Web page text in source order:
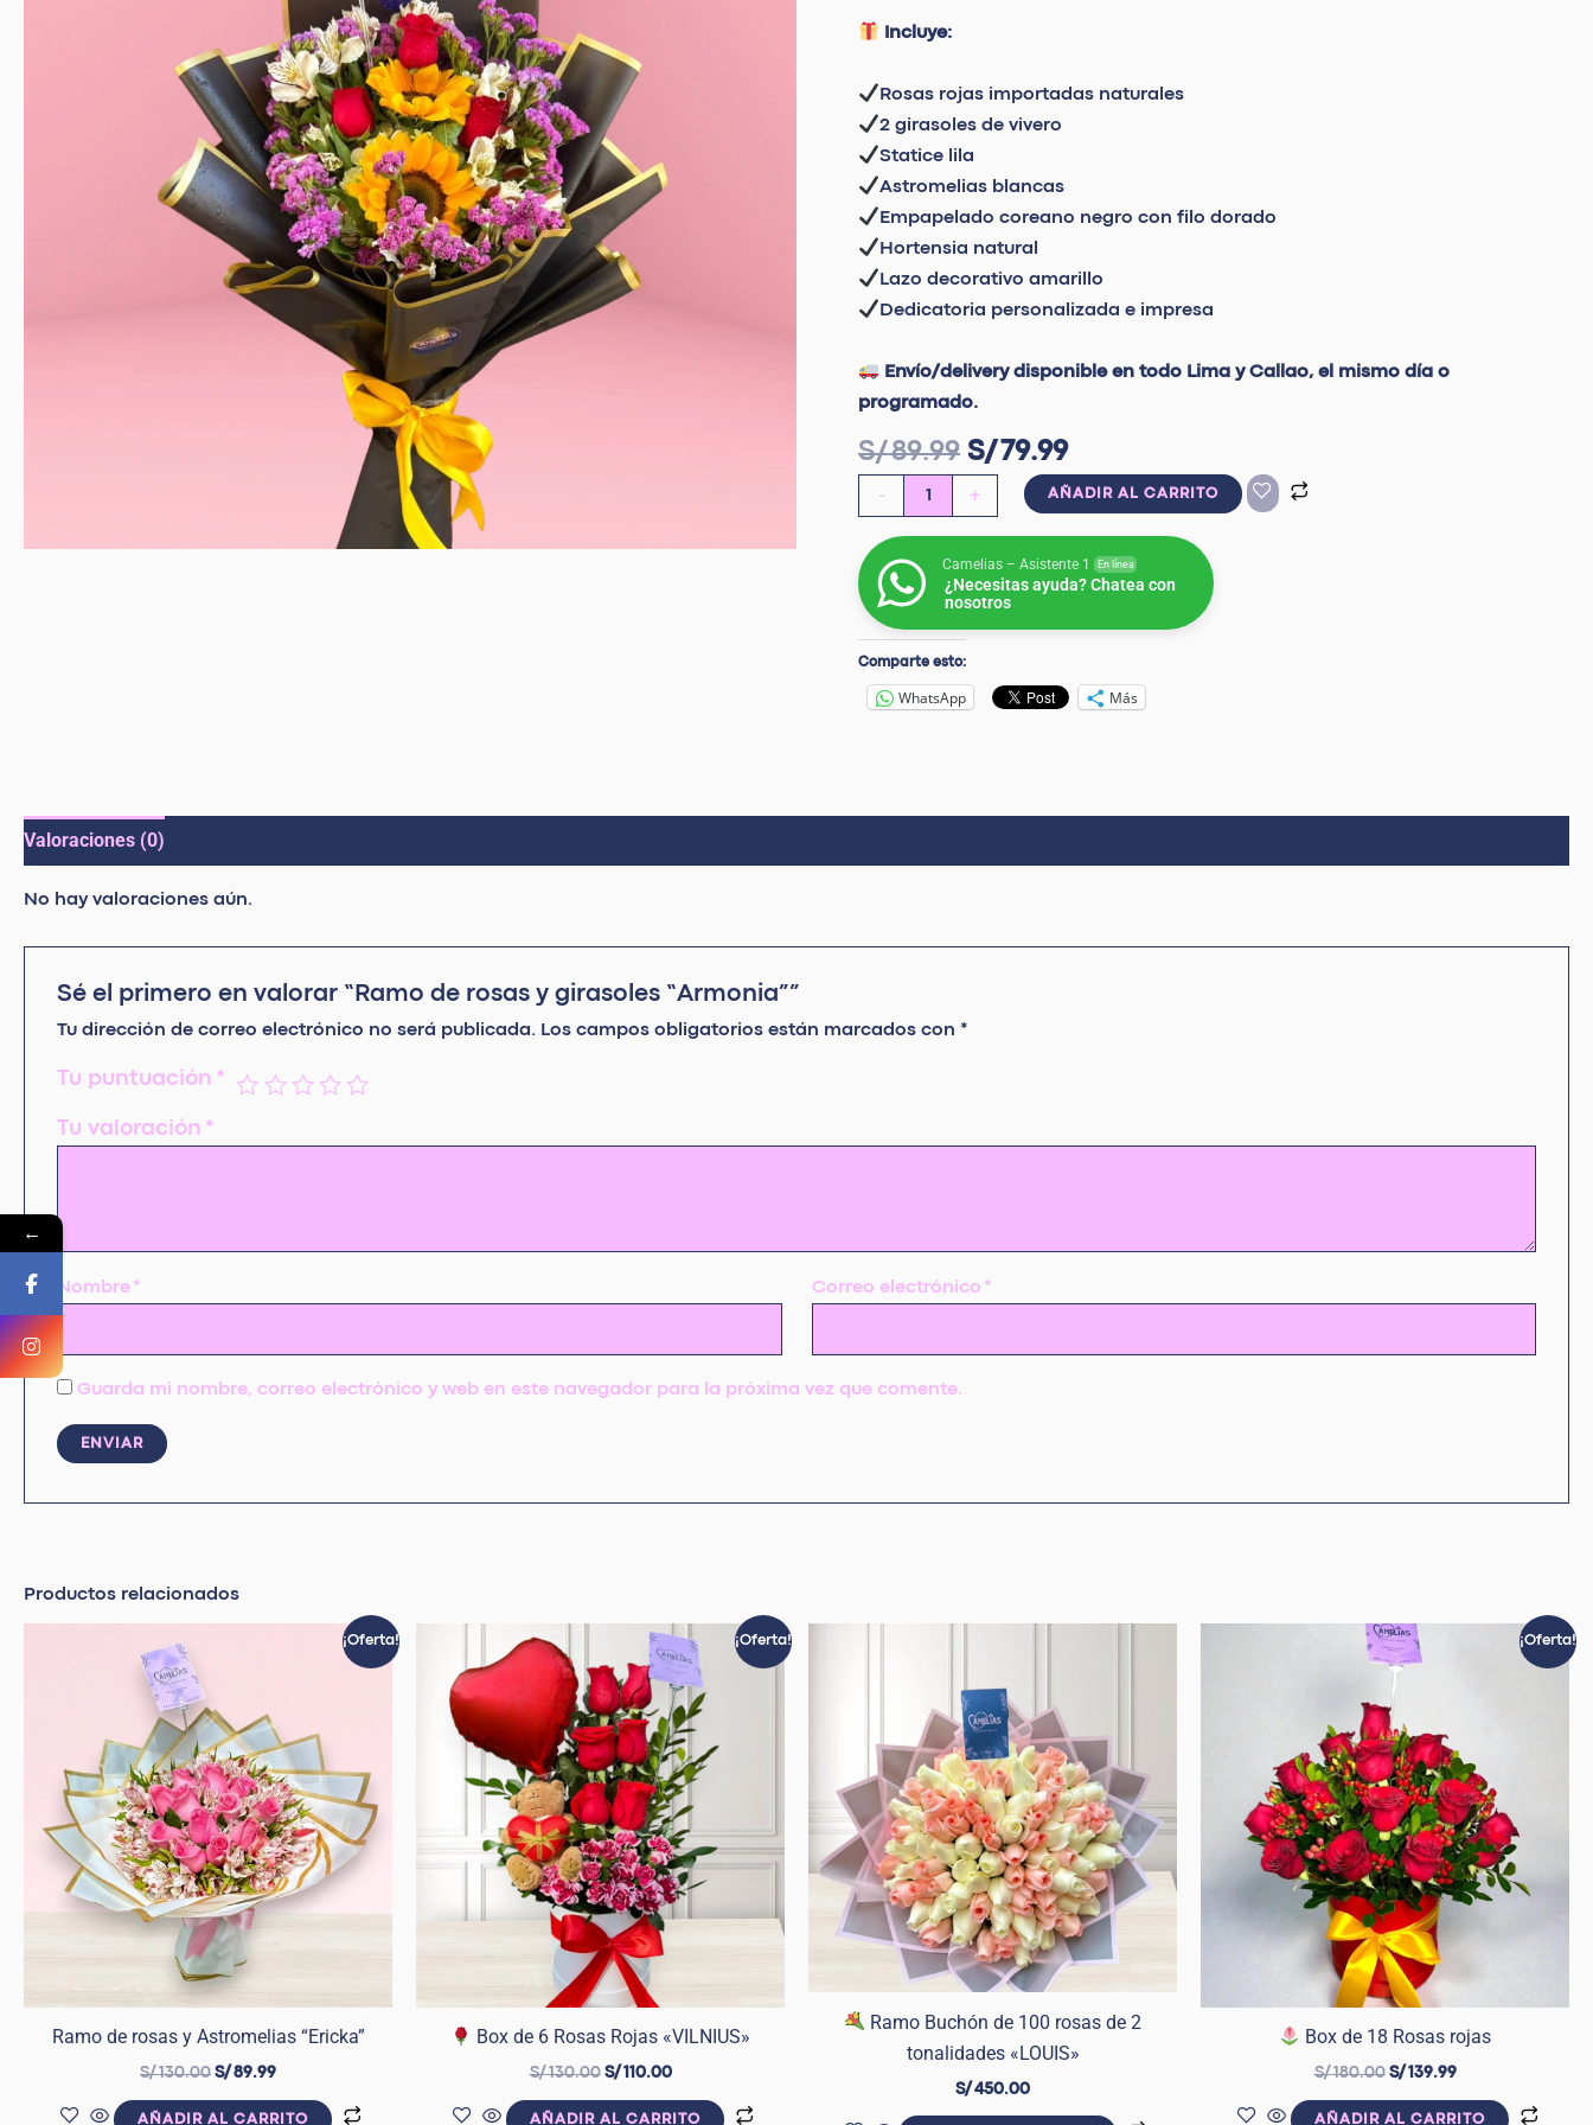
Incluye:
Rosas rojas importadas naturales
2 girasoles de vivero
Statice lila
Astromelias blancas
Empapelado coreano negro con filo dorado
Hortensia natural
Lazo decorativo amarillo
Dedicatoria personalizada e impresa
Envío/delivery disponible en todo Lima y Callao, el mismo día o
programado.
S/89.99 S/79.99
- + AÑADIR AL CARRITO
Camelias – Asistente 1 En línea
¿Necesitas ayuda? Chatea con
nosotros
Comparte esto:
WhatsApp Más
Valoraciones (0)
No hay valoraciones aún.
Sé el primero en valorar “Ramo de rosas y girasoles “Armonia””
Tu dirección de correo electrónico no será publicada. Los campos obligatorios están marcados con *
Tu puntuación *
Tu valoración *
Nombre * Correo electrónico *
Guarda mi nombre, correo electrónico y web en este navegador para la próxima vez que comente.
Productos relacionados
¡Oferta!
Ramo de rosas y Astromelias “Ericka”
S/130.00
S/ 130.00.
S/89.99
AÑADIR AL CARRITO
¡Oferta!
Box de 6 Rosas Rojas «VILNIUS»
S/130.00
precio
original
era:
S/ 130.00.
S/110.00
El
precio
actual
es:
S/ 110.00.
AÑADIR AL CARRITO
Ramo Buchón de 100 rosas de 2
tonalidades «LOUIS»
S/450.00
¡Oferta!
Box de 18 Rosas rojas
S/180.00
El
precio
original
era:
S/ 180.00.
S/139.99
AÑADIR AL CARRITO
←